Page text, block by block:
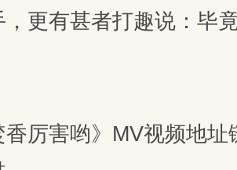
，更有甚者打趣说：毕
香厉害哟》MV视频地址